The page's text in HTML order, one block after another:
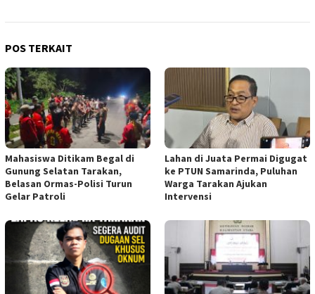
POS TERKAIT
Mahasiswa Ditikam Begal di
Gunung Selatan Tarakan,
Belasan Ormas-Polisi Turun
Gelar Patroli
Lahan di Juata Permai Digugat
ke PTUN Samarinda, Puluhan
Warga Tarakan Ajukan
Intervensi